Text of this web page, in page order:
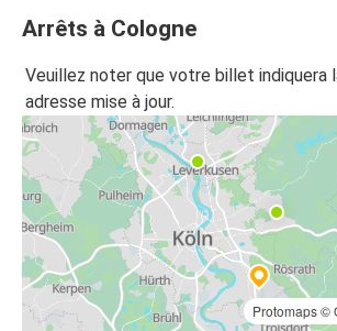
Arrêts à Cologne
Veuillez noter que votre billet indiquera
adresse mise à jour.
Protomaps©